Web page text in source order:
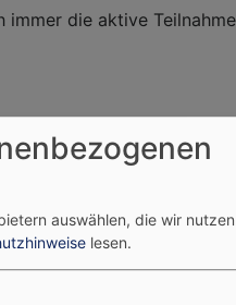
die aktive
auswählen, die wir
lesen.